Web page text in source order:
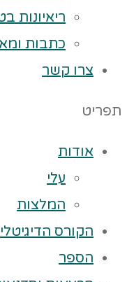
ריאיונות
כתבות
צרו קשר
תפריט
אודות
עלי
המלצות
הקורס הדיגיטלי
הספר